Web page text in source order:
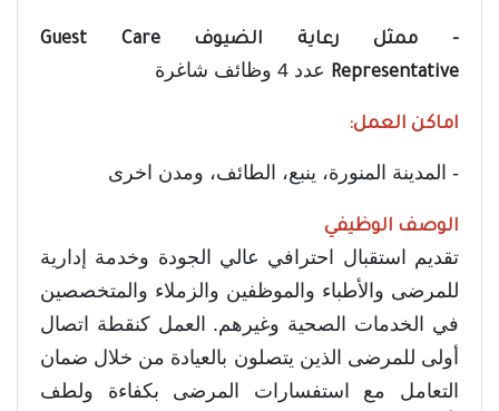
- ممثل رعاية الضيوف Guest Care
Representative عدد 4 وظائف شاغرة
اماكن العمل:
- المدينة المنورة، ينبع، الطائف، ومدن اخرى
الوصف الوظيفي
تقديم استقبال احترافي عالي الجودة وخدمة إدارية
للمرضى والأطباء والموظفين والزملاء والمتخصصين
في الخدمات الصحية وغيرهم. العمل كنقطة اتصال
أولى للمرضى الذين يتصلون بالعيادة من خلال ضمان
التعامل مع استفسارات المرضى بكفاءة ولطف